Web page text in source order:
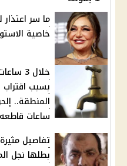
ما سر
خاصية
خلال
بسبب
المنطقة..
ساعات
تفاصيل
بطلها نجل